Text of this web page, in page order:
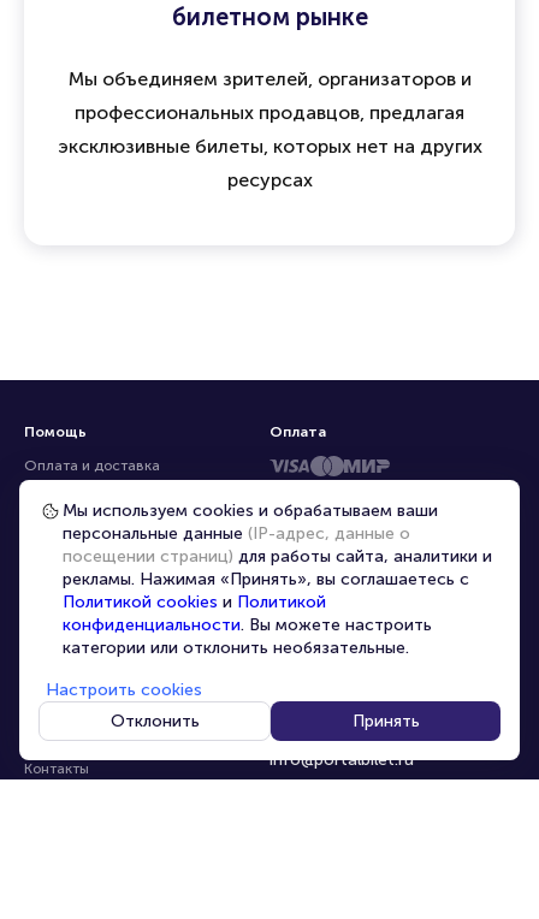
билетном рынке
Мы объединяем зрителей, организаторов и
профессиональных продавцов, предлагая
эксклюзивные билеты, которых нет на других
ресурсах
Помощь
Оплата и доставка
Частые вопросы
Перепродажа билетов
Организаторам
Корпоративным клиентам
VIP-билеты
Персональные данные
О компании
Контакты
8-800-500-42-62
8-499-226-15-14
info@portalbilet.ru
С 10:00 до 21:00,
Оплата
Мы используем cookies и обрабатываем ваши
персональные данные (IP-адрес, данные о
посещении страниц) для работы сайта, аналитики и
рекламы. Нажимая «Принять», вы соглашаетесь с
Политикой cookies и Политикой
конфиденциальности. Вы можете настроить
категории или отклонить необязательные.
Настроить cookies
Отклонить
Принять